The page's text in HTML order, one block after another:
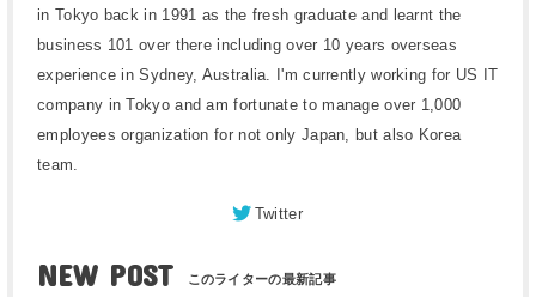
in Tokyo back in 1991 as the fresh graduate and learnt the
business 101 over there including over 10 years overseas
experience in Sydney, Australia. I'm currently working for US IT
company in Tokyo and am fortunate to manage over 1,000
employees organization for not only Japan, but also Korea
team.
Twitter
NEW POST